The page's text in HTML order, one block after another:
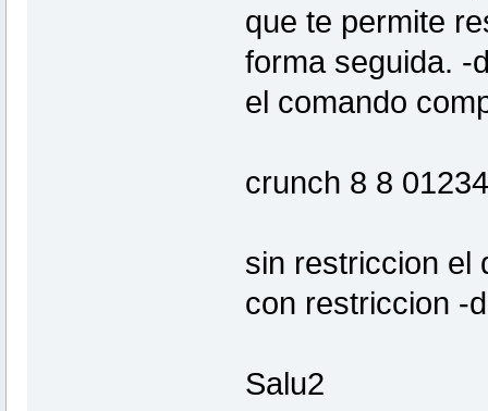
que te permite
forma seguida. -
el comando
crunch 8 8
sin restriccion el
con restriccion -
Salu2